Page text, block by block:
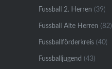
Fussball 2. Herren (39)
Fussball Alte Herren (82)
Fussballförderkreis(40)
Fussballjugend (43)